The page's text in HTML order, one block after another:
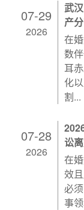
07-29
2026
武
产
在
数
耳
化
割...
07-28
2026
讼
在
效
必
事